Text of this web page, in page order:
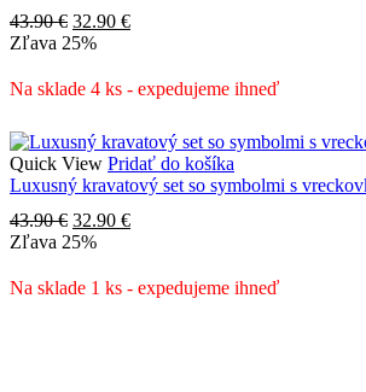
43.90€ Pôvodná
cena
43.90 €.
32.90 €Aktuálna
32.90 €.
Zľava 25%
Na sklade 4 ks - expedujeme ihneď
Quick View Pridať do košíka
Luxusný kravatový set so symbolmi s
43.90€ Pôvodná
cena
43.90 €.
32.90 €Aktuálna
32.90 €.
Zľava 25%
Na sklade 1 ks - expedujeme ihneď